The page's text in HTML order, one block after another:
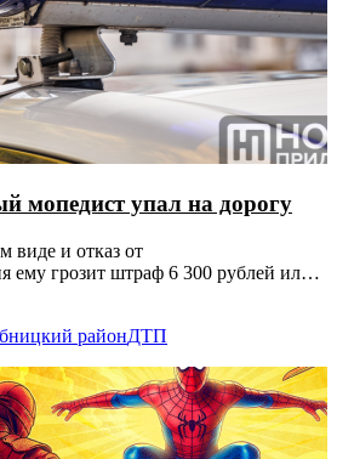
мопедист упал на дорогу
виде и отказ от
ему грозит штраф 6 300 рублей или
районДТП